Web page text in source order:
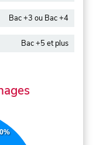
Bac +3 ou Bac +4
Bac +5 et plus